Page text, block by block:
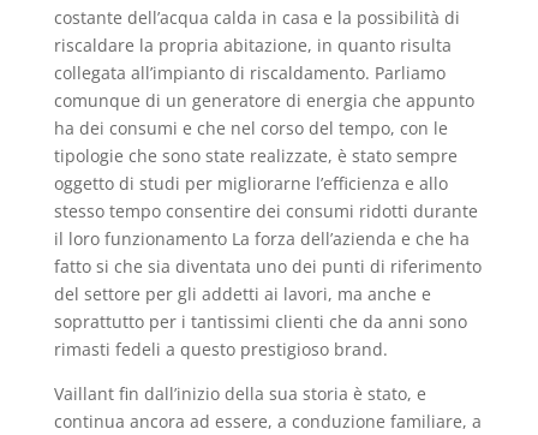
costante dell’acqua calda in casa e la possibilità di
riscaldare la propria abitazione, in quanto risulta
collegata all’impianto di riscaldamento. Parliamo
comunque di un generatore di energia che appunto
ha dei consumi e che nel corso del tempo, con le
tipologie che sono state realizzate, è stato sempre
oggetto di studi per migliorarne l’efficienza e allo
stesso tempo consentire dei consumi ridotti durante
il loro funzionamento La forza dell’azienda e che ha
fatto si che sia diventata uno dei punti di riferimento
del settore per gli addetti ai lavori, ma anche e
soprattutto per i tantissimi clienti che da anni sono
rimasti fedeli a questo prestigioso brand.
Vaillant fin dall’inizio della sua storia è stato, e
continua ancora ad essere, a conduzione familiare, a